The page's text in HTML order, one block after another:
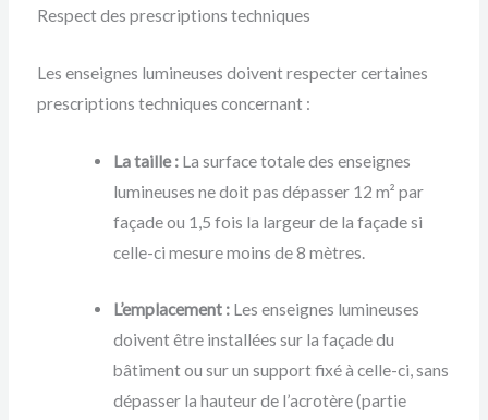
Respect des prescriptions techniques
Les enseignes lumineuses doivent respecter certaines
prescriptions techniques concernant :
La taille : La surface totale des enseignes
lumineuses ne doit pas dépasser 12 m² par
façade ou 1,5 fois la largeur de la façade si
celle-ci mesure moins de 8 mètres.
L’emplacement : Les enseignes lumineuses
doivent être installées sur la façade du
bâtiment ou sur un support fixé à celle-ci, sans
dépasser la hauteur de l’acrotère (partie